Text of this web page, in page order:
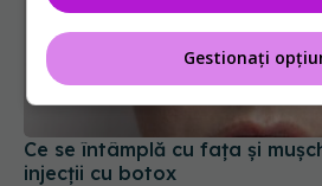
Ce se întâmplă cu fața și
injecții cu botox
Gestionați